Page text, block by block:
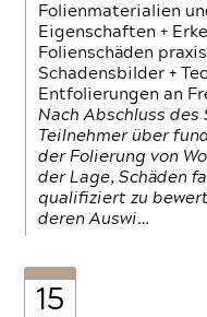
Folienmaterialien
Eigenschaften +
Folienschäden
Schadensbilder +
Entfolierungen an
Nach Abschluss
Teilnehmer über
der Folierung von
der Lage, Schäden
qualifiziert zu
deren Auswi…
15